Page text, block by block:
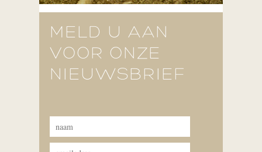
MELD U AAN
VOOR ONZE
NIEUWSBRIEF